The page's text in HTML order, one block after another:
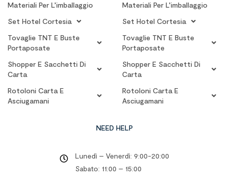
Materiali Per L’imballaggio
Set Hotel Cortesia
Tovaglie TNT E Buste
Portaposate
Shopper E Sacchetti Di
Carta
Rotoloni Carta E
Asciugamani
Materiali Per L’imballaggio
Set Hotel Cortesia
Tovaglie TNT E Buste
Portaposate
Shopper E Sacchetti Di
Carta
Rotoloni Carta E
Asciugamani
NEED HELP
Lunedì – Venerdì: 9:00-20:00
Sabato: 11:00 – 15:00